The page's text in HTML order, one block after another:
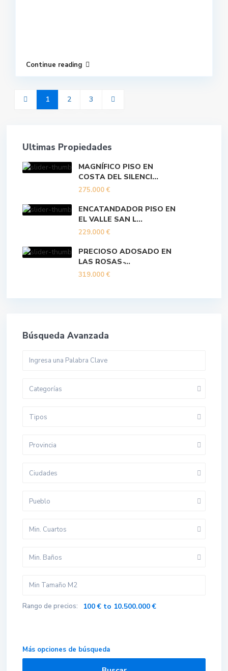
Continue reading
1 2 3
Ultimas Propiedades
MAGNÍFICO PISO EN
COSTA DEL SILENCI...
275.000 €
ENCATANDADOR PISO EN
EL VALLE SAN L...
229.000 €
PRECIOSO ADOSADO EN
LAS ROSAS ̵...
319.000 €
Búsqueda Avanzada
Categorías
Tipos
Provincia
Ciudades
Pueblo
Min. Cuartos
Min. Baños
Rango de precios: 100 € to 10.500.000 €
Más opciones de búsqueda